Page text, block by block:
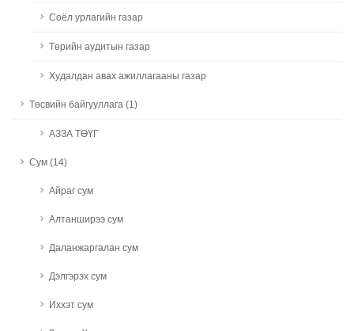
Соёл урлагийн газар
Төрийн аудитын газар
Худалдан авах ажиллагааны газар
Төсвийн байгууллага (1)
АЗЗА ТӨҮГ
Сум (14)
Айраг сум
Алтанширээ сум
Даланжаргалан сум
Дэлгэрэх сум
Иххэт сум